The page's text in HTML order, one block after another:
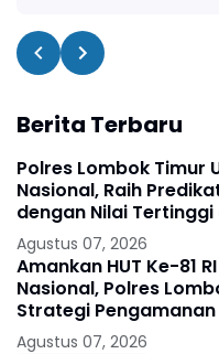
Berita Terbaru
Polres Lombok Timur
Nasional, Raih
dengan Nilai Tertinggi
Agustus 07, 2026
Amankan HUT Ke-81
Nasional, Polres
Strategi
Agustus 07, 2026